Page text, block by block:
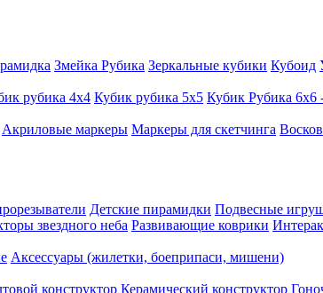
Змейка Рубика Зеркальные кубики Кубоид
рубика 4х4 Кубик рубика 5х5 Кубик Рубика 6х6
Акриловые маркеры Маркеры для скетчинга
Детские пирамидки Подвесные
звездного неба Развивающие коврики
Аксессуары (жилетки, боеприпаси, мишени)
конструктор Керамический конструктор